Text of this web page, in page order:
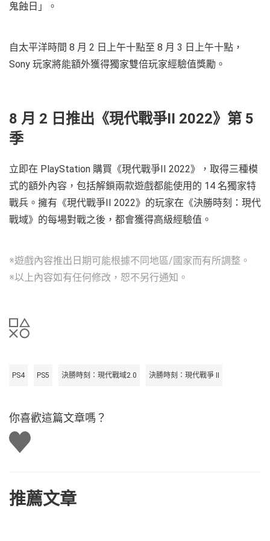
鬼蝕日」。
自太平洋時間 8 月 2 日上午十點至 8 月 3 日上午十點，
Sony 玩家將能額外獲得獨家雙倍玩家經驗值獎勵。
8 月 2 日推出《現代戰爭II 2022》第 5
季
立即在 PlayStation 購買《現代戰爭II 2022》，取得三種模
式的額外內容，包括解鎖兩款遊戲都能使用的 14 名獨家特
戰兵。擁有《現代戰爭II 2022》的玩家在《決勝時刻：現代
戰域》的每場對戰之後，都會獲得高級經驗值。
※遊戲內容推出日期可能根據不同地區/國家而有所調整。
※以上內容如有任何修改，恕不另行通知。
PS4 PS5 決勝時刻：現代戰域2.0 決勝時刻：現代戰爭 II
你喜歡這篇文章嗎？
讚
推薦文章